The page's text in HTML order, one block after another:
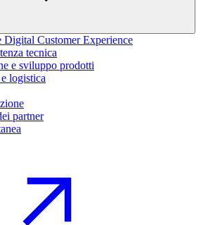
Digital Customer Experience
tecnica
e sviluppo prodotti
logistica
partner